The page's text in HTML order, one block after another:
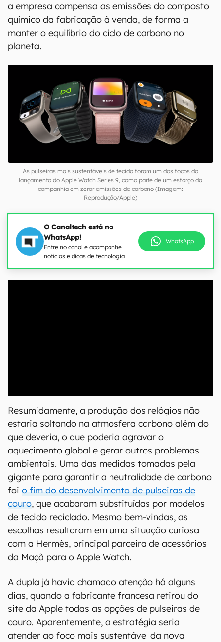
a empresa compensa as emissões do composto
químico da fabricação à venda, de forma a
manter o equilíbrio do ciclo de carbono no
planeta.
As pulseiras mais sustentáveis de tecido foram um dos focos do
lançamento do Apple Watch Series 9, como parte de um esforço da
companhia em zerar emissões de carbono (Imagem:
Reprodução/Apple)
O Canaltech está no
WhatsApp!
Entre no canal e acompanhe
notícias e dicas de tecnologia
WhatsApp
Resumidamente, a produção dos relógios não
estaria soltando na atmosfera carbono além do
que deveria, o que poderia agravar o
aquecimento global e gerar outros problemas
ambientais. Uma das medidas tomadas pela
gigante para garantir a neutralidade de carbono
foi o fim do desenvolvimento de pulseiras de
couro, que acabaram substituídas por modelos
de tecido reciclado. Mesmo bem-vindas, as
escolhas resultaram em uma situação curiosa
com a Hermès, principal parceira de acessórios
da Maçã para o Apple Watch.
A dupla já havia chamado atenção há alguns
dias, quando a fabricante francesa retirou do
site da Apple todas as opções de pulseiras de
couro. Aparentemente, a estratégia seria
atender ao foco mais sustentável da nova